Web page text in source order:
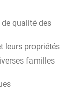
qualité des
leurs propriétés
familles